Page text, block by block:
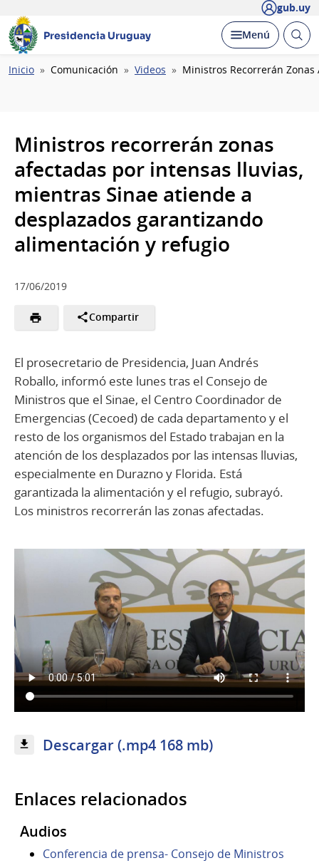
gub.uy
Presidencia Uruguay Desplegar
Menú Abrir
Ruta
Inicio Comunicación Videos Ministros Recorrerán
Ministros recorrerán zonas
afectadas por intensas lluvias,
mientras Sinae atiende a
desplazados garantizando
alimentación y refugio
17/06/2019
Compartir
El prosecretario de Presidencia, Juan Andrés
Roballo, informó este lunes tras el Consejo de
Ministros que el Sinae, el Centro Coordinador de
Emergencias (Cecoed) de cada departamento y el
resto de los organismos del Estado trabajan en la
atención de los desplazados por las intensas lluvias,
especialmente en Durazno y Florida. Está
garantizada la alimentación y el refugio, subrayó.
Los ministros recorrerán las zonas afectadas.
Descargar (.mp4 168 mb)
Enlaces relacionados
Audios
Conferencia de prensa- Consejo de Ministros